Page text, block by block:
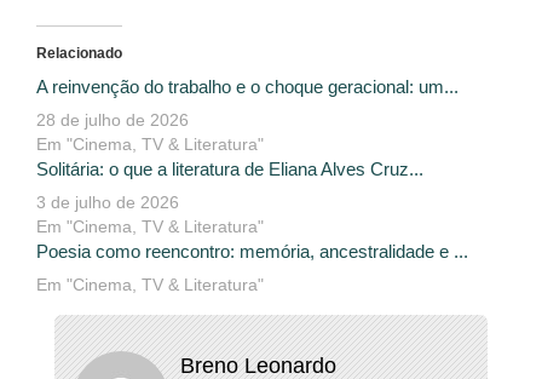
Relacionado
A reinvenção do trabalho e o choque geracional: um...
28 de julho de 2026
Em "Cinema, TV & Literatura"
Solitária: o que a literatura de Eliana Alves Cruz...
3 de julho de 2026
Em "Cinema, TV & Literatura"
Poesia como reencontro: memória, ancestralidade e ...
Em "Cinema, TV & Literatura"
Breno Leonardo